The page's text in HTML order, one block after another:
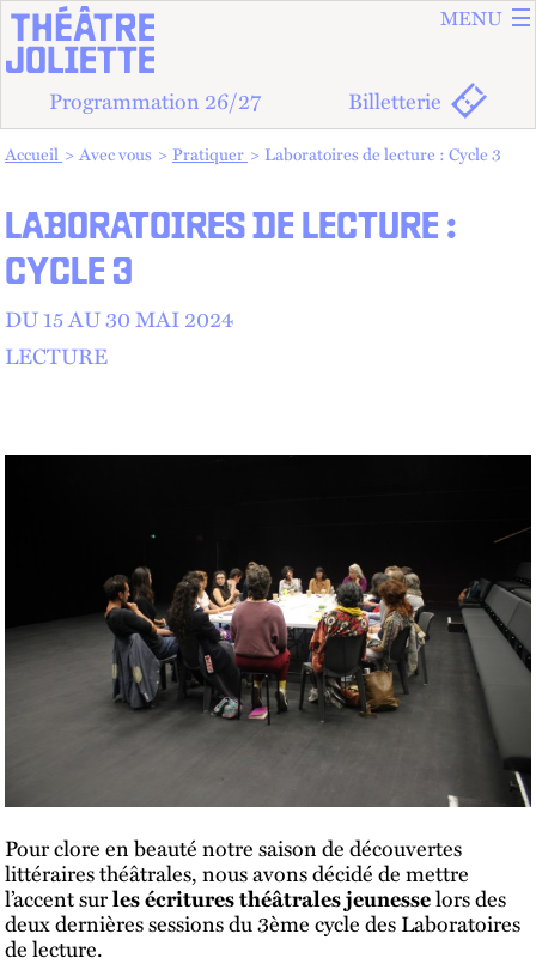
ALLER
ALLER
MENU
Programmation 26/27 Billetterie
Vous êtes dans :
Accueil Avec vous Pratiquer Laboratoires de lecture : Cycle 3
LABORATOIRES DE LECTURE :
CYCLE 3
DU 15 AU30 MAI 2024
LECTURE
Pour clore en beauté notre saison de découvertes
littéraires théâtrales, nous avons décidé de mettre
l’accent surles écritures théâtrales jeunesselors des
deux dernières sessions du 3ème cycle des Laboratoires
de lecture.